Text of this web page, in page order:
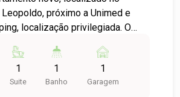
próximo a Unimed e
localização privilegiada. O
integração entre cozinha e
um ambiente
Com sacada e churrasqueira
1
Suite
1
Banho
1
Garagem